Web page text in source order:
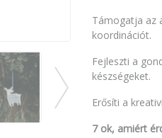
Támogatja az
koordinációt.
Fejleszti a
készségeket.
Erősíti a
7 ok, amiért